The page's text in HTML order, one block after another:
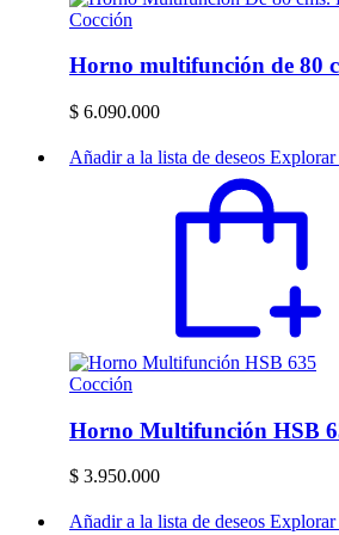
Cocción
Horno multifunción de 80
$ 6.090.000
Añadir a la lista de deseos Explorar
Cocción
Horno Multifunción HSB
$ 3.950.000
Añadir a la lista de deseos Explorar